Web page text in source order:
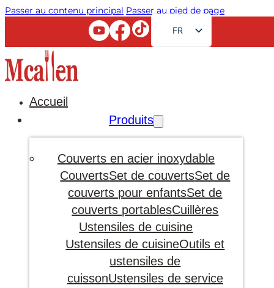
Passer au contenu principal Passer au pied de page
FR
EN
PT
KO
Accueil
Produits
Couverts en acier inoxydable
CouvertsSet de couvertsSet de
couverts pour enfantsSet de
couverts portablesCuillères
Ustensiles de cuisine
Ustensiles de cuisineOutils et
ustensiles de
cuissonUstensiles de service